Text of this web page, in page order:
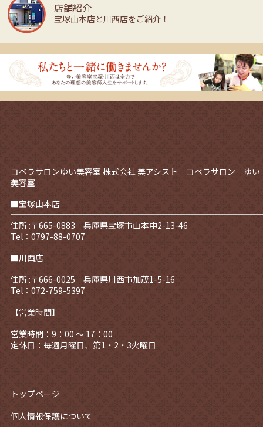
店舗紹介
宝塚山本店と川西店をご紹介！
コベラサロンゆい美容室 株式会社 美アシスト コベラサロン ゆい
美容室
■宝塚山本店
住所 :〒665-0883 兵庫県宝塚市山本中2-13-46
Tel：0797-88-0707
■川西店
住所 :〒666-0025 兵庫県川西市加茂1-5-16
Tel：072-759-5397
【営業時間】
営業時間：9：00 ～ 17：00
定休日：毎週月曜日、第1・2・3火曜日
トップページ
個人情報保護について